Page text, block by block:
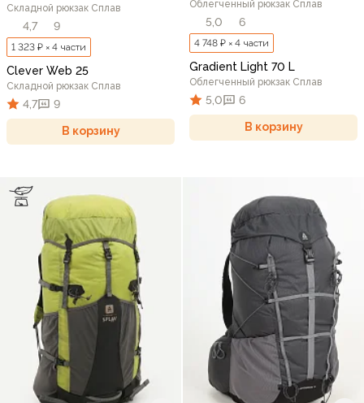
Складной рюкзак Сплав
4,7 9
1 323 ₽ × 4 части
Clever Web 25
Складной рюкзак Сплав
4,7 9
В корзину
Облегченный рюкзак Сплав
5,0 6
4 748 ₽ × 4 части
Gradient Light 70 L
Облегченный рюкзак Сплав
5,0 6
В корзину